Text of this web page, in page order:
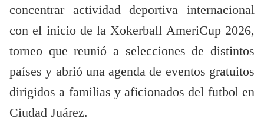
concentrar actividad deportiva internacional
con el inicio de la Xokerball AmeriCup 2026,
torneo que reunió a selecciones de distintos
países y abrió una agenda de eventos gratuitos
dirigidos a familias y aficionados del futbol en
Ciudad Juárez.